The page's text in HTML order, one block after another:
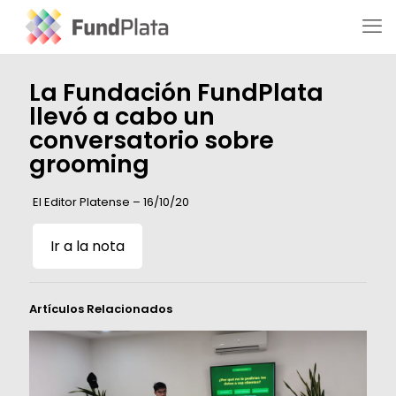
La Fundación FundPlata
llevó a cabo un
conversatorio sobre
grooming
El Editor Platense – 16/10/20
Ir a la nota
Artículos Relacionados